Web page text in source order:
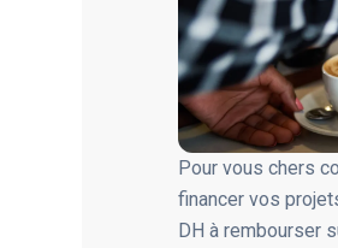
Pour vous chers
financer vos
DH à rembourser